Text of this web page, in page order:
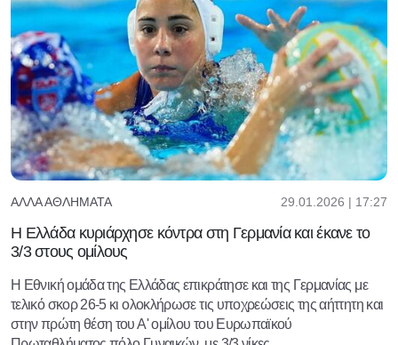
ΆΛΛΑ ΑΘΛΉΜΑΤΑ 29.01.2026 | 17:27
Η Ελλάδα κυριάρχησε κόντρα στη Γερμανία και έκανε το
3/3 στους ομίλους
Η Εθνική ομάδα της Ελλάδας επικράτησε και της Γερμανίας με
τελικό σκορ 26-5 κι ολοκλήρωσε τις υποχρεώσεις της αήττητη και
στην πρώτη θέση του Α' ομίλου του Ευρωπαϊκού